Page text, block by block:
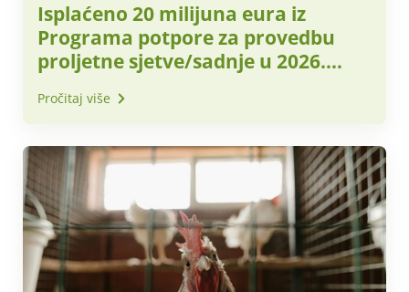
Isplaćeno 20 milijuna eura iz
Programa potpore za provedbu
proljetne sjetve/sadnje u 2026.
Pročitaj više